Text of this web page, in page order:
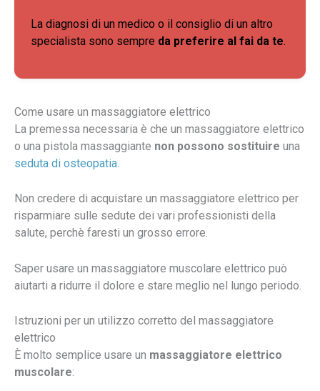
La diagnosi di un medico o il consiglio di un altro
specialista sono sempre da preferire al fai da te.
Come usare un massaggiatore elettrico
La premessa necessaria è che un massaggiatore elettrico
o una pistola massaggiante non possono sostituire una
seduta di osteopatia
Non credere di acquistare un massaggiatore elettrico per
risparmiare sulle sedute dei vari professionisti della
salute, perchè faresti un grosso errore.
Saper usare un massaggiatore muscolare elettrico può
aiutarti a ridurre il dolore e stare meglio nel lungo periodo.
Istruzioni per un utilizzo corretto del massaggiatore
elettrico
È molto semplice usare un massaggiatore elettrico
muscolare: